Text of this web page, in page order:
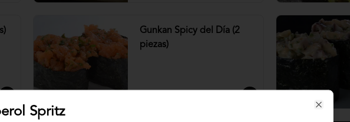
Gunkan Spicy del Día (2
piezas)
Spritz